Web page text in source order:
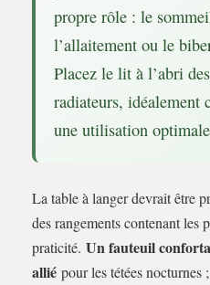
propre rôle : le
l’allaitement ou le
Placez le lit à l’abri
radiateurs, idéalement
une utilisation optimale
La table à langer devrait être
des rangements contenant les
praticité. Un fauteuil
allié pour les tétées